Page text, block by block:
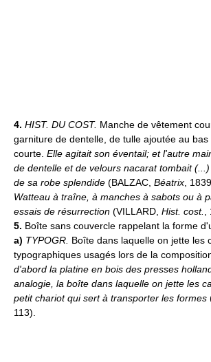
4. HIST. DU COST. Manche de vêtement
garniture de dentelle, de tulle ajoutée au
courte. Elle agitait son éventail; et l'autre
de dentelle et de velours nacarat tombait
de sa robe splendide (BALZAC, Béatrix ,
Watteau à traîne, à manches à sabots ou à
essais de résurrection (VILLARD, Hist. cost.
5. Boîte sans couvercle rappelant la forme
a) TYPOGR. Boîte dans laquelle on jette les
typographiques usagés lors de la
d'abord la platine en bois des presses
analogie, la boîte dans laquelle on jette les
petit chariot qui sert à transporter les formes
113).